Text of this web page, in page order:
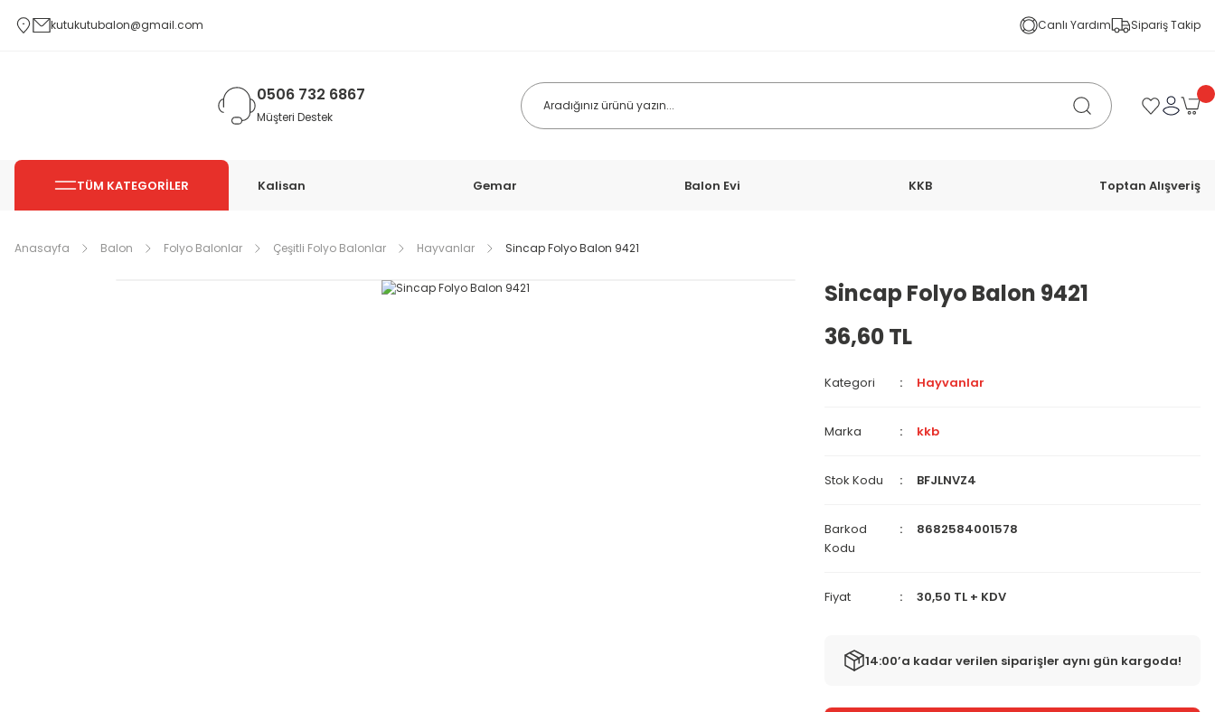
kutukutubalon@gmail.com Canlı Yardım Sipariş Takip
0506 732 6867
Müşteri Destek
TÜM KATEGORİLER Kalisan Gemar Balon Evi KKB Toptan Alışveriş
Anasayfa Balon Folyo Balonlar Çeşitli Folyo Balonlar Hayvanlar Sincap Folyo Balon 9421
Sincap Folyo Balon 9421
36,60 TL
Kategori Hayvanlar
Marka kkb
Stok Kodu BFJLNVZ4
Barkod
Kodu
8682584001578
Fiyat 30,50 TL + KDV
14:00’a kadar verilen siparişler aynı gün kargoda!